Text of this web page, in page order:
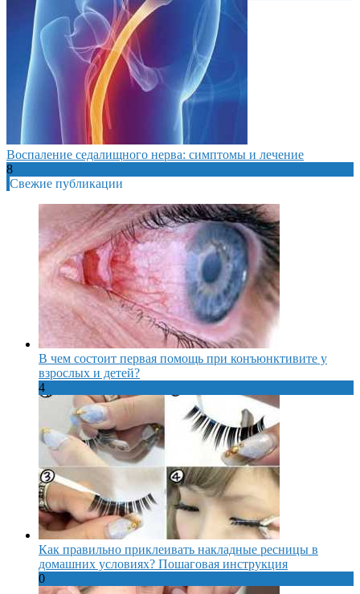
Воспаление седалищного нерва: симптомы и лечение
8
Свежие публикации
В чем состоит первая помощь при конъюнктивите у
взрослых и детей?
4
Как правильно приклеивать накладные ресницы в
домашних условиях? Пошаговая инструкция
0